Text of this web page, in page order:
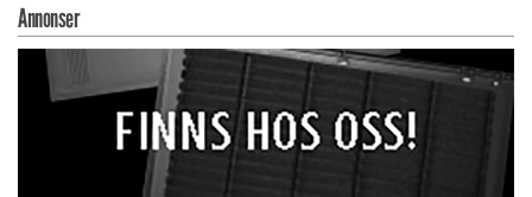
Annonser